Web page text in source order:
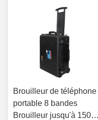
Brouilleur de téléphone
portable 8 bandes
Brouilleur jusqu'à 150m